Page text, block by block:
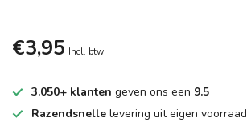
€3,95 Incl. btw
3.050+ klanten geven ons een 9.5
Razendsnelle levering uit eigen voorraad